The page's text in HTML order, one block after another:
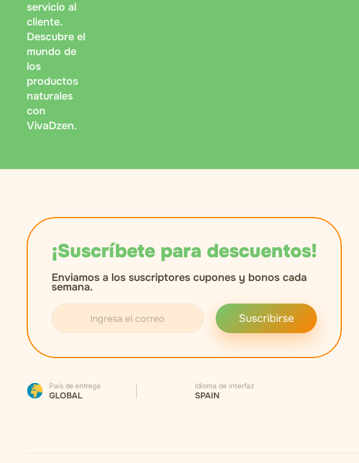
servicio al
cliente.
Descubre el
mundo de
los
productos
naturales
con
VivaDzen.
¡Suscríbete para descuentos!
Enviamos a los suscriptores cupones y bonos cada
semana.
Suscribirse
País de entrega
GLOBAL
Idioma de interfaz
SPAIN